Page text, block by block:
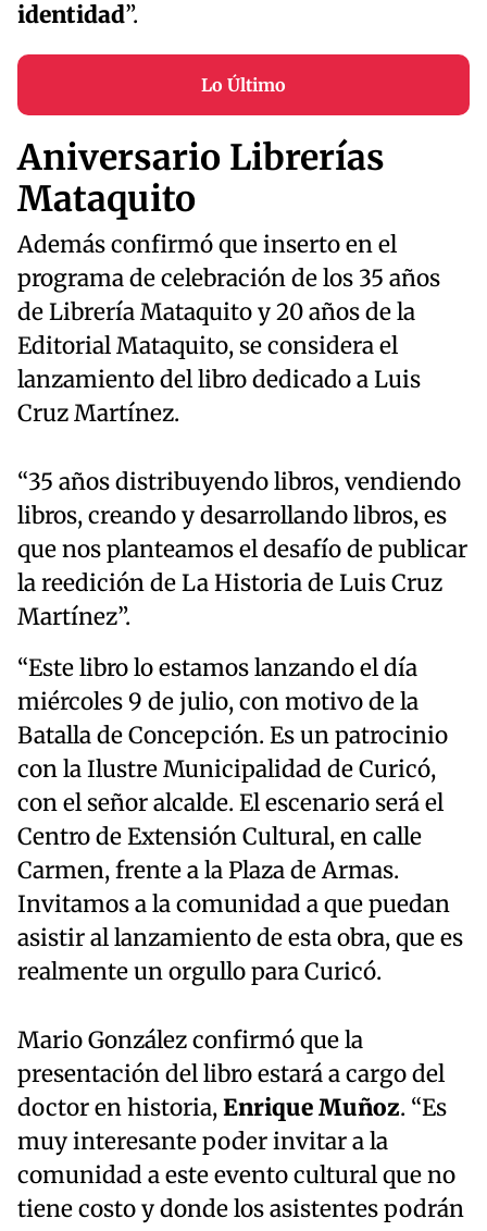
identidad”.
Lo Último
Aniversario Librerías
Mataquito
Además confirmó que inserto en el
programa de celebración de los 35 años
de Librería Mataquito y 20 años de la
Editorial Mataquito, se considera el
lanzamiento del libro dedicado a Luis
Cruz Martínez.
“35 años distribuyendo libros, vendiendo
libros, creando y desarrollando libros, es
que nos planteamos el desafío de publicar
la reedición de La Historia de Luis Cruz
Martínez”.
“Este libro lo estamos lanzando el día
miércoles 9 de julio, con motivo de la
Batalla de Concepción. Es un patrocinio
con la Ilustre Municipalidad de Curicó,
con el señor alcalde. El escenario será el
Centro de Extensión Cultural, en calle
Carmen, frente a la Plaza de Armas.
Invitamos a la comunidad a que puedan
asistir al lanzamiento de esta obra, que es
realmente un orgullo para Curicó.
Mario González confirmó que la
presentación del libro estará a cargo del
doctor en historia,Enrique Muñoz. “Es
muy interesante poder invitar a la
comunidad a este evento cultural que no
tiene costo y donde los asistentes podrán